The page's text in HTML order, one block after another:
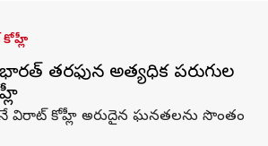
తరఫున అత్యధిక పరుగుల
విరాట్ కోహ్లీ అరుదైన ఘనతలను సొంతం